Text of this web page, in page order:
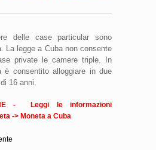
delle case particular sono
La legge a Cuba non consente
private le camere triple. In
è consentito alloggiare in due
16 anni.
- Leggi le informazioni
-> Moneta a Cuba